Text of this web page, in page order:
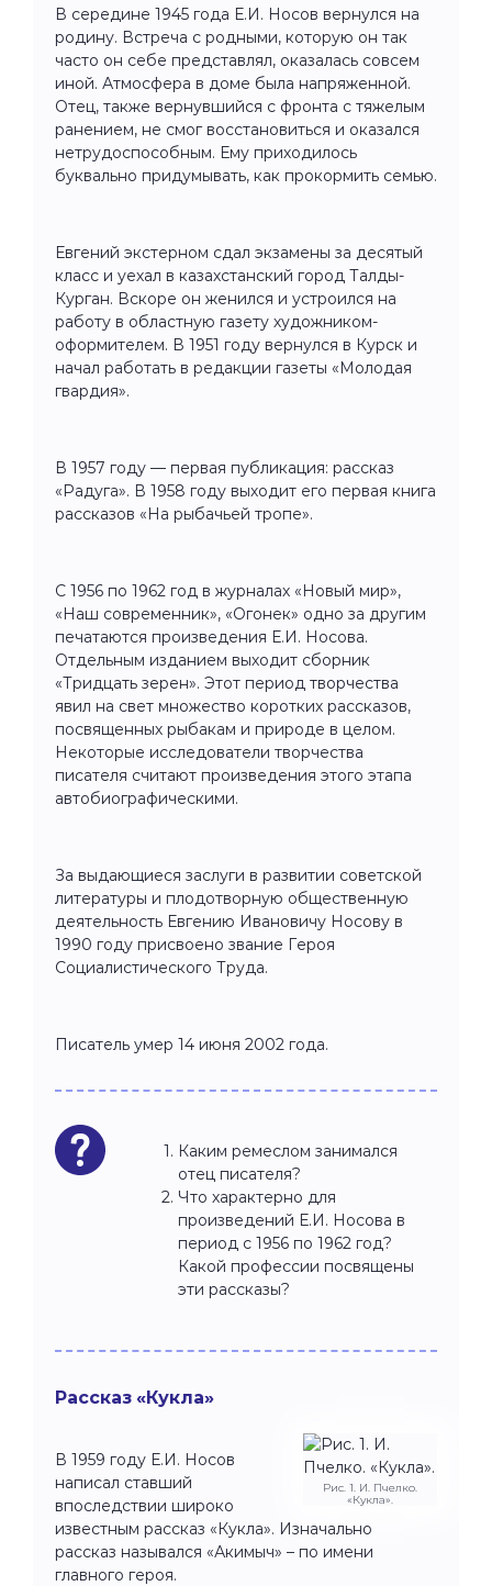
В середине 1945 года Е.И. Носов вернулся на
родину. Встреча с родными, которую он так
часто он себе представлял, оказалась совсем
иной. Атмосфера в доме была напряженной.
Отец, также вернувшийся с фронта с тяжелым
ранением, не смог восстановиться и оказался
нетрудоспособным. Ему приходилось
буквально придумывать, как прокормить семью.
Евгений экстерном сдал экзамены за десятый
класс и уехал в казахстанский город Талды-
Курган. Вскоре он женился и устроился на
работу в областную газету художником-
оформителем. В 1951 году вернулся в Курск и
начал работать в редакции газеты «Молодая
гвардия».
В 1957 году — первая публикация: рассказ
«Радуга». В 1958 году выходит его первая книга
рассказов «На рыбачьей тропе».
С 1956 по 1962 год в журналах «Новый мир»,
«Наш современник», «Огонек» одно за другим
печатаются произведения Е.И. Носова.
Отдельным изданием выходит сборник
«Тридцать зерен». Этот период творчества
явил на свет множество коротких рассказов,
посвященных рыбакам и природе в целом.
Некоторые исследователи творчества
писателя считают произведения этого этапа
автобиографическими.
За выдающиеся заслуги в развитии советской
литературы и плодотворную общественную
деятельность Евгению Ивановичу Носову в
1990 году присвоено звание Героя
Социалистического Труда.
Писатель умер 14 июня 2002 года.
Каким ремеслом занимался
отец писателя?
Что характерно для
произведений Е.И. Носова в
период с 1956 по 1962 год?
Какой профессии посвящены
эти рассказы?
Рассказ «Кукла»
Рис. 1. И. Пчелко.
«Кукла».
В 1959 году Е.И. Носов
написал ставший
впоследствии широко
известным рассказ «Кукла». Изначально
рассказ назывался «Акимыч» – по имени
главного героя.